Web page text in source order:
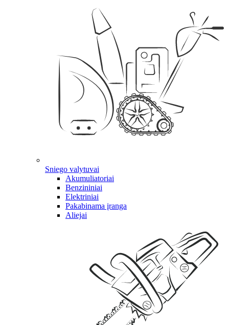
Sniego valytuvai
Akumuliatoriai
Benzininiai
Elektriniai
Pakabinama įranga
Aliejai